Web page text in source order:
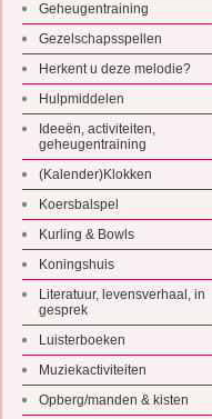
Geheugentraining
Gezelschapsspellen
Herkent u deze melodie?
Hulpmiddelen
Ideeën, activiteiten,
geheugentraining
(Kalender)Klokken
Koersbalspel
Kurling & Bowls
Koningshuis
Literatuur, levensverhaal, in
gesprek
Luisterboeken
Muziekactiviteiten
Opberg/manden & kisten